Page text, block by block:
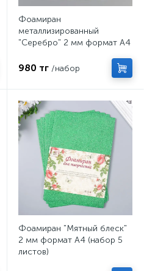
Фоамиран
металлизированный
"Серебро" 2 мм формат А4
980 тг /набор
Фоамиран "Мятный блеск"
2 мм формат А4 (набор 5
листов)